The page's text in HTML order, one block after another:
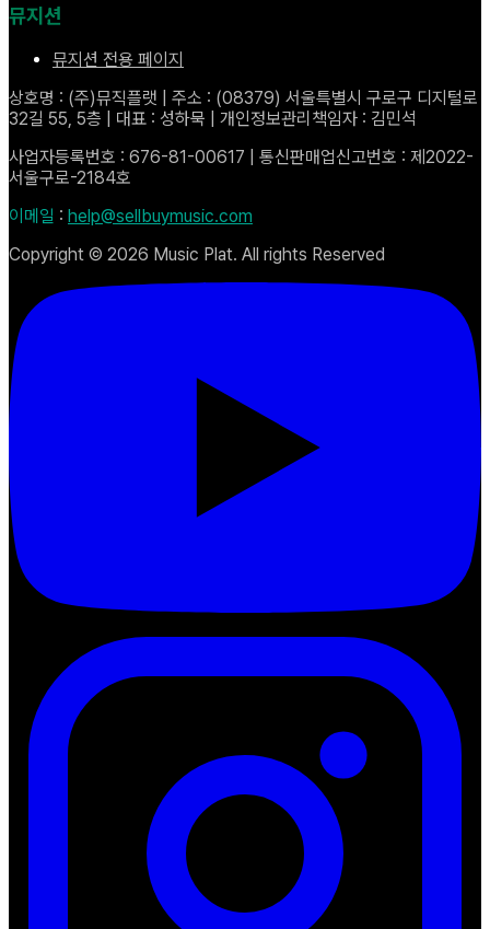
뮤지션
뮤지션 전용 페이지
상호명 : (주)뮤직플랫 | 주소 : (08379) 서울특별시 구로구 디지털로
32길 55, 5층 | 대표 : 성하묵 | 개인정보관리책임자 : 김민석
사업자등록번호 : 676-81-00617 | 통신판매업신고번호 : 제2022-
서울구로-2184호
이메일 : help@sellbuymusic.com
Copyright © 2026 Music Plat. All rights Reserved